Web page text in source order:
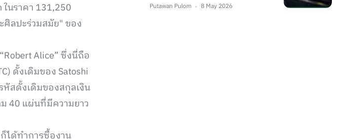
นราคา 131,250
ศิลปะร่วมสมัย" ของ
Alice” ซึ่งนี่ถือ
ดั้งเดิมของ Satoshi
หัสดั้งเดิมของสกุลเงิน
40 แผ่นที่มีความยาว
ก็ได้ทำการซื้องาน
Putawan Pulom 8 May 2026